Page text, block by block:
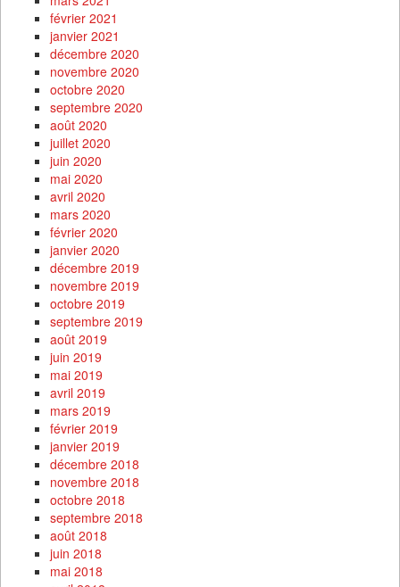
février 2021
janvier 2021
décembre 2020
novembre 2020
octobre 2020
septembre 2020
août 2020
juillet 2020
juin 2020
mai 2020
avril 2020
mars 2020
février 2020
janvier 2020
décembre 2019
novembre 2019
octobre 2019
septembre 2019
août 2019
juin 2019
mai 2019
avril 2019
mars 2019
février 2019
janvier 2019
décembre 2018
novembre 2018
octobre 2018
septembre 2018
août 2018
juin 2018
mai 2018